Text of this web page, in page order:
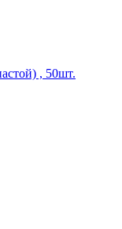
, 50шт.